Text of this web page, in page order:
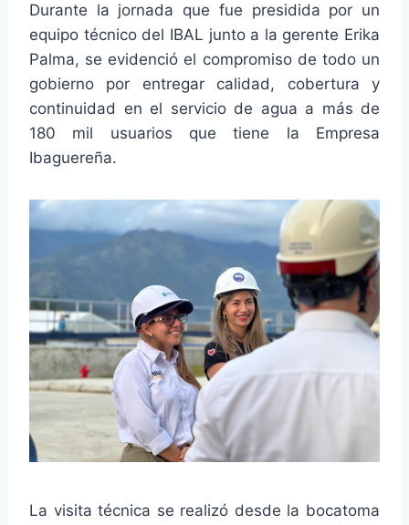
Durante la jornada que fue presidida por un
equipo técnico del IBAL junto a la gerente Erika
Palma, se evidenció el compromiso de todo un
gobierno por entregar calidad, cobertura y
continuidad en el servicio de agua a más de
180 mil usuarios que tiene la Empresa
Ibaguereña.
La visita técnica se realizó desde la bocatoma